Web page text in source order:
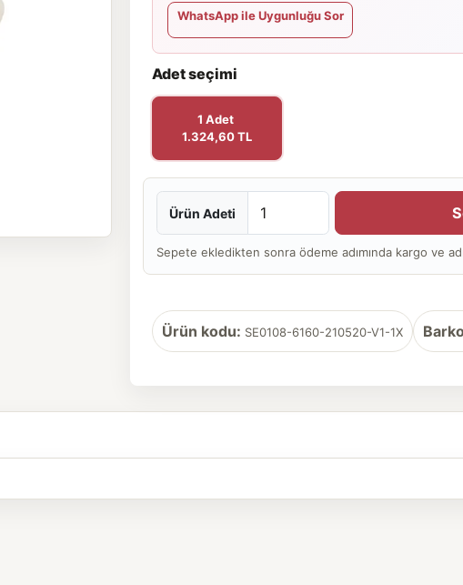
WhatsApp ile Uygunluğu Sor
Adet seçimi
1 Adet
1.324,60 TL
Ürün Adeti
Sepete ekledikten sonra ödeme adımında kargo ve
Ürün kodu: SE0108-6160-210520-V1-1X